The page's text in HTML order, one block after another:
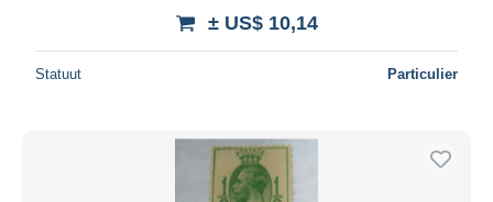
± US$ 10,14
Statuut Particulier